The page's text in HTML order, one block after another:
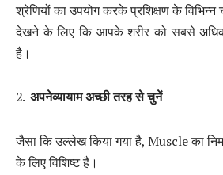
श्रेणियों का उपयोग करके प्रशिक्षण के विभिन्न
देखने के लिए कि आपके शरीर को सबसे अधिक
है।
अपनेव्यायामअच्छीतरहसेचुनें
जैसा कि उल्लेख किया गया है, Muscle का
के लिए विशिष्ट है।